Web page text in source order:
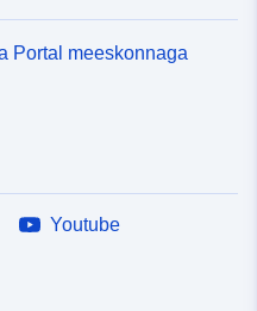
Portal meeskonnaga
Youtube